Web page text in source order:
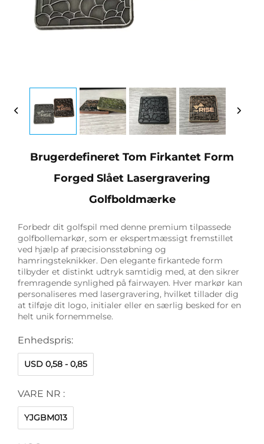
Brugerdefineret Tom Firkantet Form
Forged Slået Lasergravering
Golfboldmærke
Forbedr dit golfspil med denne premium tilpassede
golfbollemarkør, som er ekspertmæssigt fremstillet
ved hjælp af præcisionsstøbning og
hamringsteknikker. Den elegante firkantede form
tilbyder et distinkt udtryk samtidig med, at den sikrer
fremragende synlighed på fairwayen. Hver markør kan
personaliseres med lasergravering, hvilket tillader dig
at tilføje dit logo, initialer eller en særlig besked for en
helt unik fornemmelse.
Enhedspris:
USD 0,58 - 0,85
VARE NR :
YJGBM013